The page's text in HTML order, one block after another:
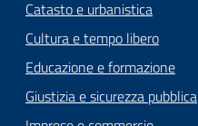
Catasto e urbanistica
Cultura e tempo libero
Educazione e formazione
Giustizia e sicurezza pubblica